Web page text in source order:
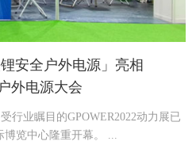
安全户外电源」亮相
外电源大会
行业瞩目的GPOWER2022动力展已
览中心隆重开幕。 ...